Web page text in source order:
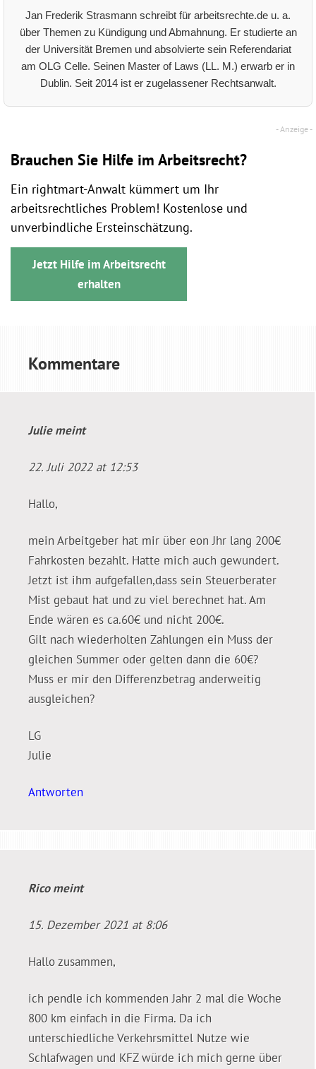
Jan Frederik Strasmann schreibt für arbeitsrechte.de u. a.
über Themen zu Kündigung und Abmahnung. Er studierte an
der Universität Bremen und absolvierte sein Referendariat
am OLG Celle. Seinen Master of Laws (LL. M.) erwarb er in
Dublin. Seit 2014 ist er zugelassener Rechtsanwalt.
Brauchen Sie Hilfe im Arbeitsrecht?
Ein rightmart-Anwalt kümmert um Ihr
arbeitsrechtliches Problem! Kostenlose und
unverbindliche Ersteinschätzung.
Jetzt Hilfe im Arbeitsrecht
erhalten
Kommentare
Juliemeint
22. Juli 2022 at 12:53
Hallo,
mein Arbeitgeber hat mir über eon Jhr lang 200€
Fahrkosten bezahlt. Hatte mich auch gewundert.
Jetzt ist ihm aufgefallen,dass sein Steuerberater
Mist gebaut hat und zu viel berechnet hat. Am
Ende wären es ca.60€ und nicht 200€.
Gilt nach wiederholten Zahlungen ein Muss der
gleichen Summer oder gelten dann die 60€?
Muss er mir den Differenzbetrag anderweitig
ausgleichen?
LG
Julie
Antworten
Ricomeint
15. Dezember 2021 at 8:06
Hallo zusammen,
ich pendle ich kommenden Jahr 2 mal die Woche
800 km einfach in die Firma. Da ich
unterschiedliche Verkehrsmittel Nutze wie
Schlafwagen und KFZ würde ich mich gerne über